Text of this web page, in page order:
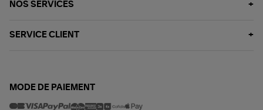
NOS SERVICES
SERVICE CLIENT
MODE DE PAIEMENT